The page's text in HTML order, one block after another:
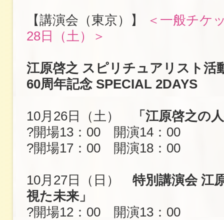
【講演会（東京）】
＜一般チケ
28日（土）＞
江原啓之 スピリチュアリスト活
60周年記念 SPECIAL 2DAYS
10月26日（土）
「江原啓之の
?開場13：00 開演14：00
?開場17：00 開演18：00
10月27日（日） 特別講演会 江
視た未来」
?開場12：00 開演13：00